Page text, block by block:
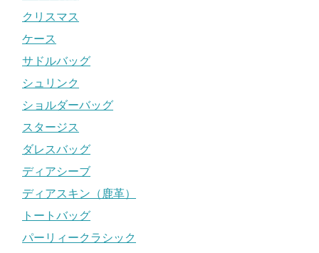
クリスマス
ケース
サドルバッグ
シュリンク
ショルダーバッグ
スタージス
ダレスバッグ
ディアシーブ
ディアスキン（鹿革）
トートバッグ
パーリィークラシック